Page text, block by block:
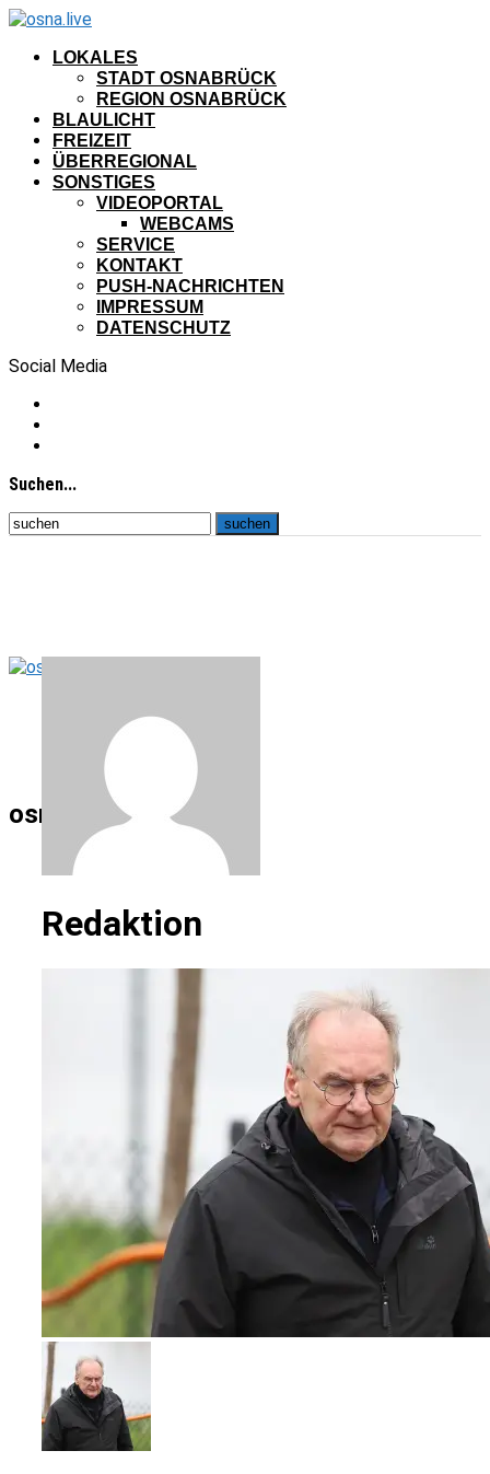
LOKALES
STADT OSNABRÜCK
REGION OSNABRÜCK
BLAULICHT
FREIZEIT
ÜBERREGIONAL
SONSTIGES
VIDEOPORTAL
WEBCAMS
SERVICE
KONTAKT
PUSH-NACHRICHTEN
IMPRESSUM
DATENSCHUTZ
Social Media
Suchen...
osna.live
Redaktion